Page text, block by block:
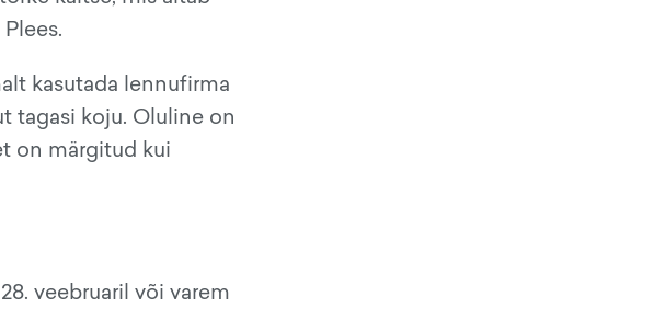
kasutada lennufirma
tagasi koju. Oluline on
on märgitud kui
veebruaril või varem